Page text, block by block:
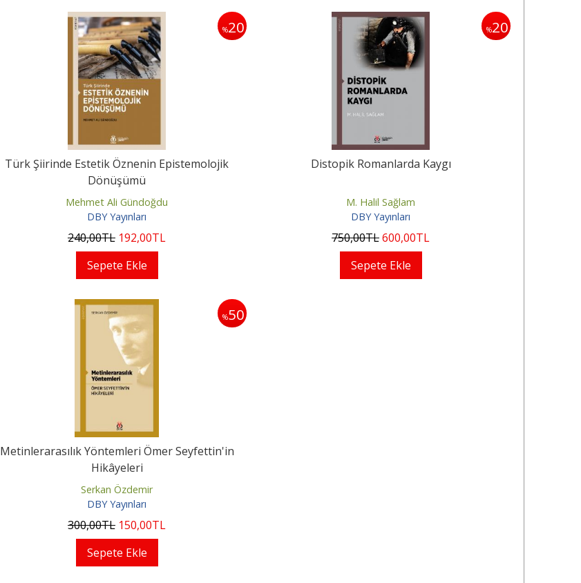
%20
Türk Şiirinde Estetik Öznenin Epistemolojik
Dönüşümü
Mehmet Ali Gündoğdu
DBY Yayınları
240,00TL 192,00TL
Sepete Ekle
%20
Distopik Romanlarda Kaygı
M. Halil Sağlam
DBY Yayınları
750,00TL600,00TL
Sepete Ekle
%50
Metinlerarasılık Yöntemleri Ömer Seyfettin'in
Hikâyeleri
Serkan Özdemir
DBY Yayınları
300,00TL 150,00TL
Sepete Ekle